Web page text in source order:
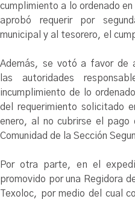
cumplimiento a lo ordenado
aprobó requerir por
municipal y al tesorero, el
Además, se votó a favor de
las autoridades
incumplimiento de lo
del requerimiento solicitado
enero, al no cubrirse el pago
Comunidad de la Sección
Por otra parte, en el
promovido por una Regidora
Texoloc, por medio del cual